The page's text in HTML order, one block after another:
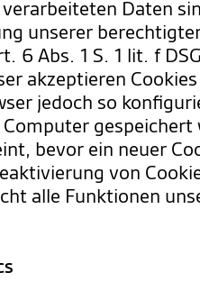
Daten
unserer
6 Abs. 1 S. 1 lit. f
akzeptieren
jedoch so
bevor ein neuer
von
alle Funktionen